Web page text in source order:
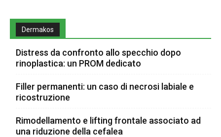
Dermakos
Distress da confronto allo specchio dopo
rinoplastica: un PROM dedicato
Filler permanenti: un caso di necrosi labiale e
ricostruzione
Rimodellamento e lifting frontale associato ad
una riduzione della cefalea